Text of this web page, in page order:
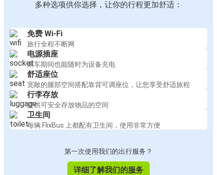
多种选项供你选择，让你的行程更加舒适：
免费 Wi-Fi
旅行全程不断网
电源插座
乘车期间也能随时为设备充电
舒适座位
宽敞的腿部空间搭配靠背可调座位，让您享受舒适旅程
行李存放
提供可安全存放物品的空间
卫生间
每辆 FlixBus 上都配有卫生间，使用非常方便
第一次使用我们的出行服务？
详细了解我们的服务